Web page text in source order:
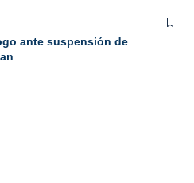
ante suspensión de